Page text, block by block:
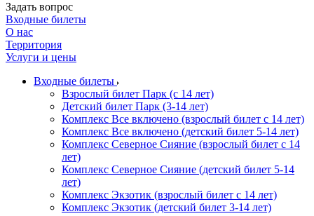
Задать вопрос
Входные билеты
О нас
Территория
Услуги и цены
Входные билеты
Взрослый билет Парк (с 14 лет)
Детский билет Парк (3-14 лет)
Комплекс Все включено (взрослый билет с 14 лет)
Комплекс Все включено (детский билет 5-14 лет)
Комплекс Северное Сияние (взрослый билет с 14
лет)
Комплекс Северное Сияние (детский билет 5-14
лет)
Комплекс Экзотик (взрослый билет с 14 лет)
Комплекс Экзотик (детский билет 3-14 лет)